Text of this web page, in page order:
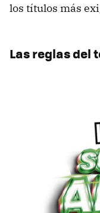
los títulos más
Las reglas del